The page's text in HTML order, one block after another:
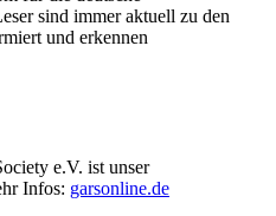
sind immer aktuell zu den
und erkennen
e.V. ist unser
Infos: garsonline.de